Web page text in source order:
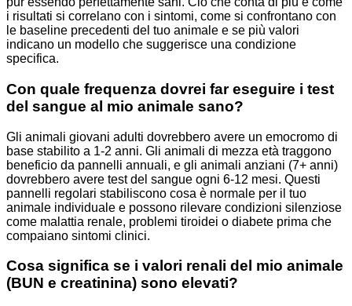
i risultati si correlano con i sintomi, come si confrontano con
le baseline precedenti del tuo animale e se più valori
indicano un modello che suggerisce una condizione
specifica.
Con quale frequenza dovrei far eseguire i test
del sangue al mio animale sano?
Gli animali giovani adulti dovrebbero avere un emocromo di
base stabilito a 1-2 anni. Gli animali di mezza età traggono
beneficio da pannelli annuali, e gli animali anziani (7+ anni)
dovrebbero avere test del sangue ogni 6-12 mesi. Questi
pannelli regolari stabiliscono cosa è normale per il tuo
animale individuale e possono rilevare condizioni silenziose
come malattia renale, problemi tiroidei o diabete prima che
compaiano sintomi clinici.
Cosa significa se i valori renali del mio animale
(BUN e creatinina) sono elevati?